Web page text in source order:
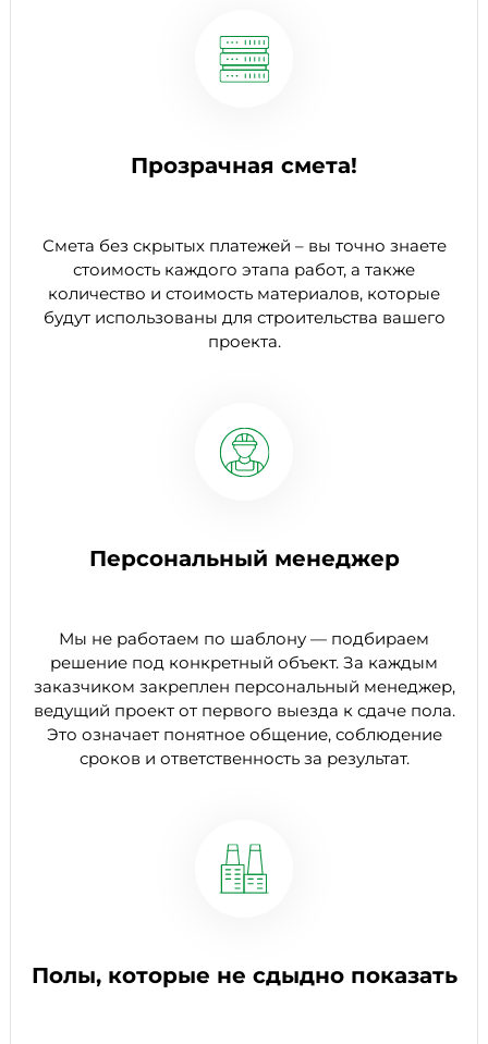
Прозрачная смета!
Смета без скрытых платежей – вы точно знаете
стоимость каждого этапа работ, а также
количество и стоимость материалов, которые
будут использованы для строительства вашего
проекта.
Персональный менеджер
Мы не работаем по шаблону — подбираем
решение под конкретный объект. За каждым
заказчиком закреплен персональный менеджер,
ведущий проект от первого выезда к сдаче пола.
Это означает понятное общение, соблюдение
сроков и ответственность за результат.
Полы, которые не сдыдно показать